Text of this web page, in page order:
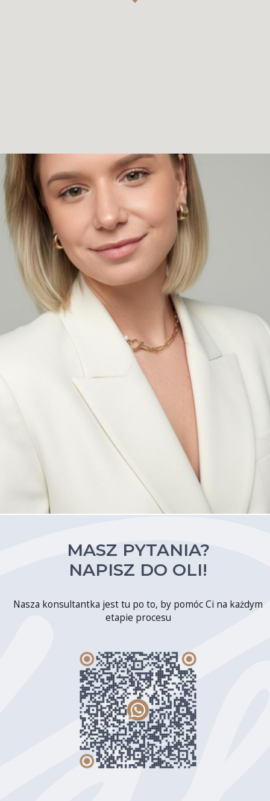
MASZ PYTANIA?
NAPISZ DO OLI!
Nasza konsultantka jest tu po to, by pomóc Ci na każdym
etapie procesu